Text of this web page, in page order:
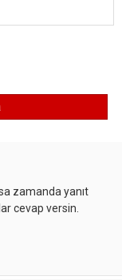
zamanda yanıt
cevap versin.